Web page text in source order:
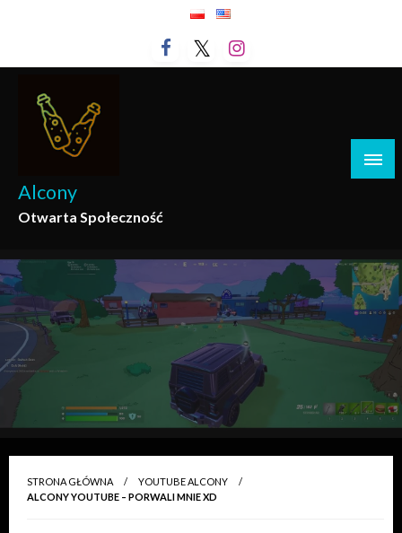
Alcony
Otwarta Społeczność
STRONA GŁÓWNA
YOUTUBE ALCONY
ALCONY YOUTUBE – PORWALI MNIE XD